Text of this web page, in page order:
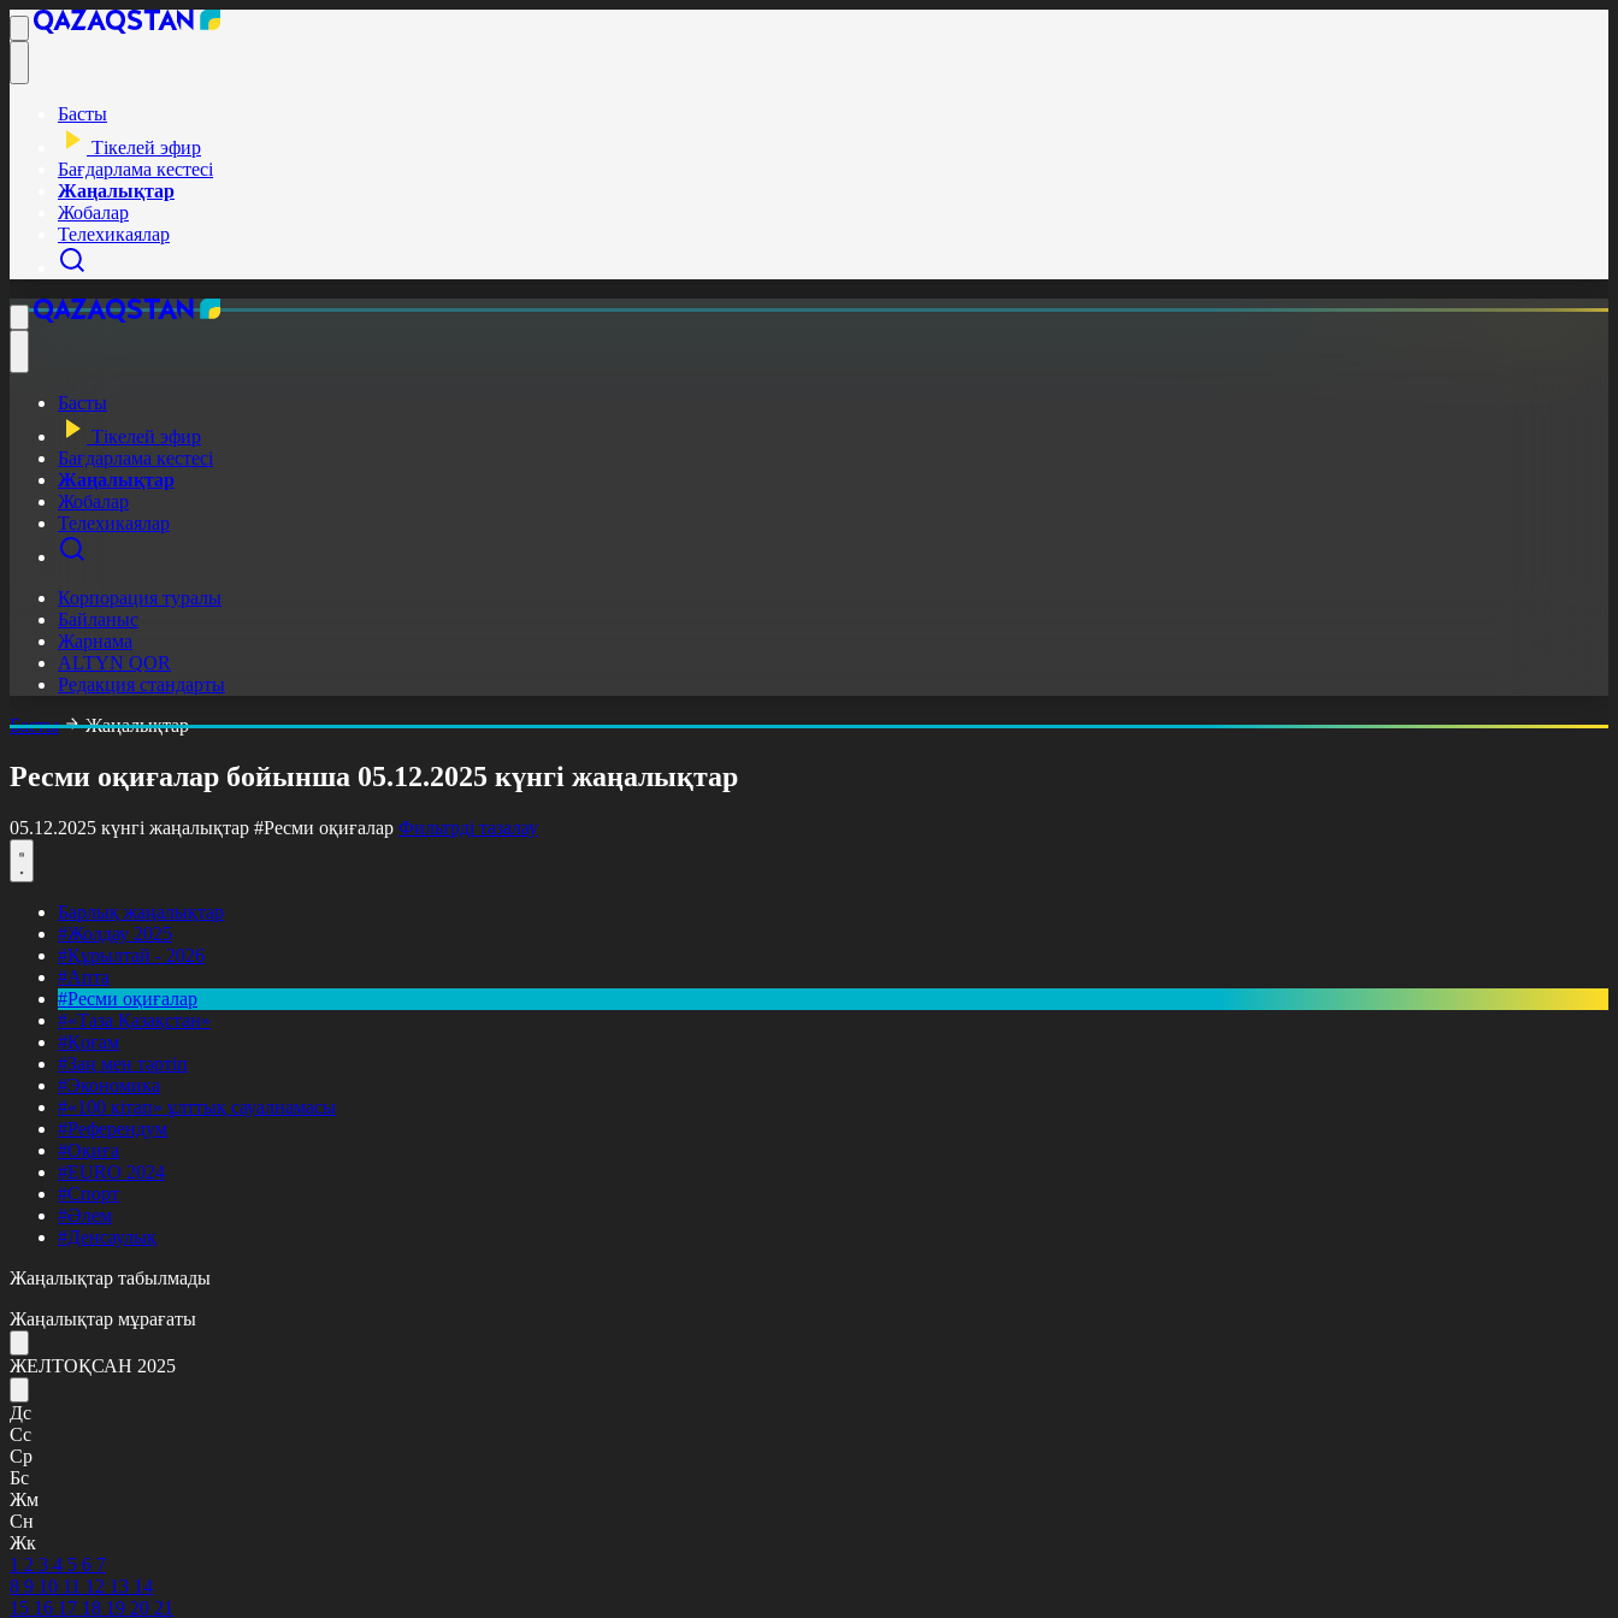
Басты
Тікелей эфир
Бағдарлама кестесі
Жаңалықтар
Жобалар
Телехикаялар
Басты
Тікелей эфир
Бағдарлама кестесі
Жаңалықтар
Жобалар
Телехикаялар
Корпорация туралы
Байланыс
Жарнама
ALTYN QOR
Редакция стандарты
Басты
Жаңалықтар
Ресми оқиғалар бойынша 05.12.2025 күнгі жаңалықтар
05.12.2025 күнгі жаңалықтар #Ресми оқиғалар Фильтрді тазалау
Барлық жаңалықтар
#Жолдау 2025
#Құрылтай - 2026
#Апта
#Ресми оқиғалар
#«Таза Қазақстан»
#Қоғам
#Заң мен тәртіп
#Экономика
#«100 кітап» ұлттық сауалнамасы
#Референдум
#Оқиға
#EURO 2024
#Спорт
#Әлем
#Денсаулық
Жаңалықтар табылмады
Жаңалықтар мұрағаты
ЖЕЛТОҚСАН 2025
Дс
Сс
Ср
Бс
Жм
Сн
Жк
1 2 3 4 5 6 7
8 9 10 11 12 13 14
15 16 17 18 19 20 21